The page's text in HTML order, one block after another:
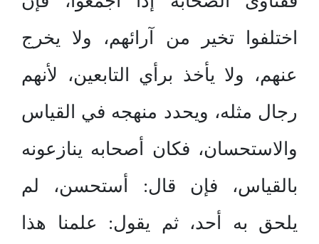
اختلفوا تخير من آرائهم، ولا يخرج
عنهم، ولا يأخذ برأي التابعين، لأنهم
رجال مثله، ويحدد منهجه في القياس
والاستحسان، فكان أصحابه ينازعونه
بالقياس، فإن قال: أستحسن، لم
يلحق به أحد، ثم يقول: علمنا هذا